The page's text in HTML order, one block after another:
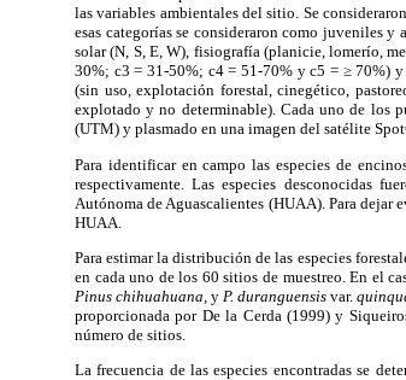
las variables ambientales del sitio. Se
esas categorías se consideraron como juveniles
solar (N, S, E, W), fisiografía (planicie, lomerío,
30%; c3 = 31-50%; c4 = 51-70% y c5 = ≥ 70%) y
(sin uso, explotación forestal, cinegético,
explotado y no determinable). Cada uno de los
(UTM) y plasmado en una imagen del satélite
Para identificar en campo las especies de
respectivamente. Las especies desconocidas
Autónoma de Aguascalientes (HUAA). Para dejar
HUAA.
Para estimar la distribución de las especies
en cada uno de los 60 sitios de muestreo. En el
Pinus chihuahuana, y P. duranguensis var.
proporcionada por De la Cerda (1999) y
número de sitios.
La frecuencia de las especies encontradas se